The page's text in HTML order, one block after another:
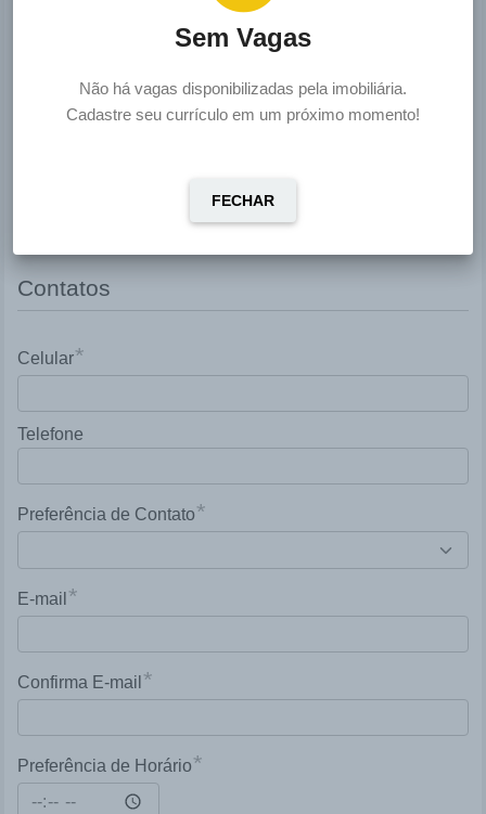
*
Contatos
Celular*
Telefone
Preferência de Contato*
E-mail *
Confirma E-mail *
Preferência de Horário*
Sem Vagas
Não há vagas disponibilizadas pela imobiliária.
Cadastre seu currículo em um próximo momento!
FECHAR